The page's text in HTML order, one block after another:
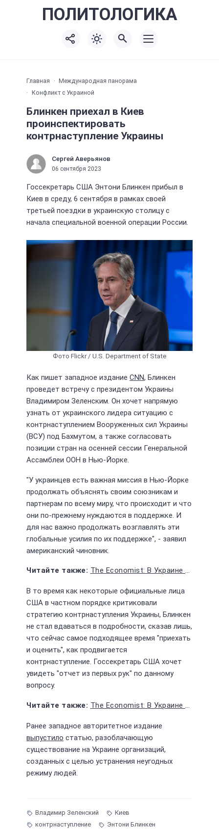
ПОЛИТОЛОГИКА
Главная
Международная панорама
Конфликт с Украиной
Блинкен приехал в Киев
проинспектировать
контрнаступление Украины
Сергей Аверьянов
06 сентября 2023
Госсекретарь США Энтони Блинкен прибыл в
Киев в среду, 6 сентября в рамках своей
третьей поездки в украинскую столицу с
начала специальной военной операции России.
Фото Flickr / U.S. Department of State
Как пишет западное издание CNN, Блинкен
проведет встречу с президентом Украины
Владимиром Зеленским. Он хочет напрямую
узнать от украинского лидера ситуацию с
контрнаступлением Вооруженных сил Украины
(ВСУ) под Бахмутом, а также согласовать
позиции стран на осенней сессии Генеральной
Ассамблеи ООН в Нью-Йорке.
"У украинцев есть важная миссия в Нью-Йорке
продолжать объяснять своим союзникам и
партнерам по всему миру, что происходит и что
они по-прежнему нуждаются в поддержке. И
для нас важно продолжать возглавлять эти
глобальные усилия по их поддержке", - заявил
американский чиновник.
The Economist: В Украине существует программа по устранению неугодных
В то время как некоторые официальные лица
США в частном порядке критиковали
стратегию контрнаступления Украины, Блинкен
не стал вдаваться в подробности, сказав лишь,
что сейчас самое подходящее время "приехать
и оценить", как продвигается
контрнаступление. Госсекретарь США хочет
увидеть "отчет из первых рук" по данному
вопросу.
The Economist: В Украине существует программа по устранению неугодных
Ранее западное авторитетное издание
выпустило статью, разоблачающую
существование на Украине организаций,
созданных с целью устранения неугодных
режиму людей.
Владимир Зеленский
Киев
контрнаступление
Энтони Блинкен